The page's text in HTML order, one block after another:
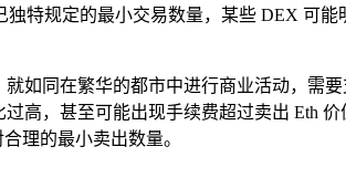
特规定的最小交易数量，某些 DEX 可能
如同在繁华的都市中进行商业活动，需
，甚至可能出现手续费超过卖出 Eth
理的最小卖出数量。